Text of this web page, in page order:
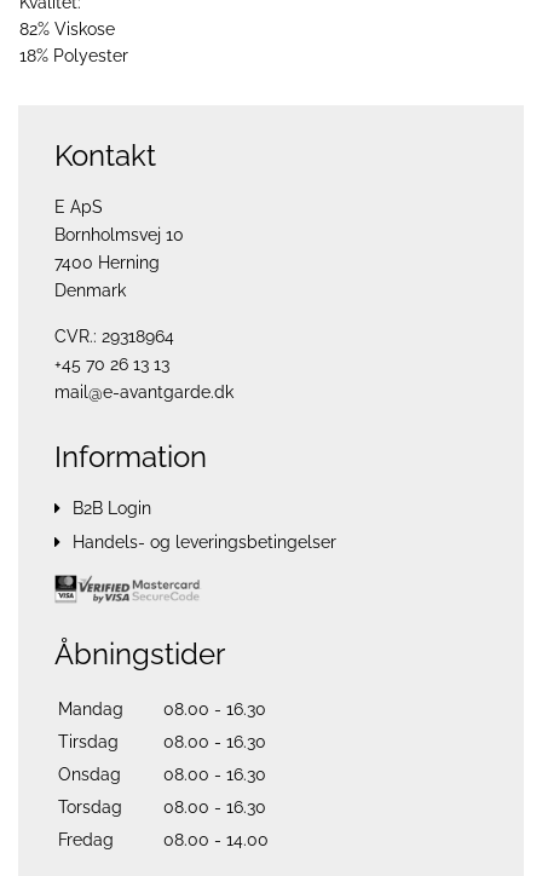
82% Viskose
18% Polyester
Kontakt
E ApS
Bornholmsvej 10
7400 Herning
Denmark
CVR.: 29318964
+45 70 26 13 13
mail@e-avantgarde.dk
Information
B2B Login
Handels- og leveringsbetingelser
Åbningstider
Mandag
08.00 - 16.30
Tirsdag
08.00 - 16.30
Onsdag
08.00 - 16.30
Torsdag
08.00 - 16.30
Fredag
08.00 - 14.00